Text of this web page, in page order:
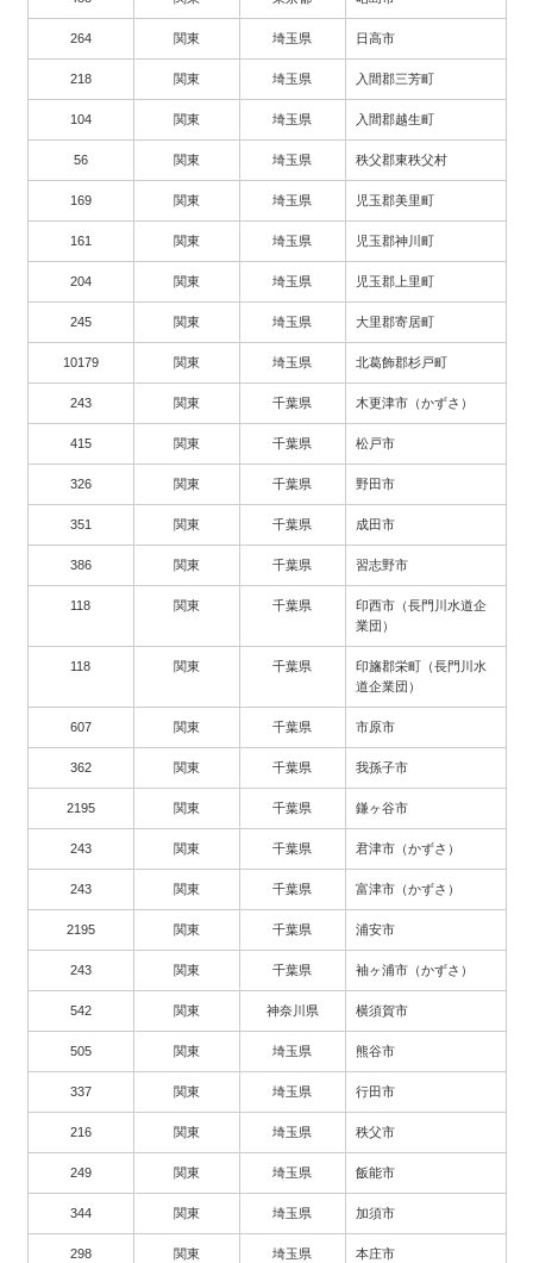
264 関東 埼玉県 日高市
218 関東 埼玉県 入間郡三芳町
104 関東 埼玉県 入間郡越生町
56 関東 埼玉県 秩父郡東秩父村
169 関東 埼玉県 児玉郡美里町
161 関東 埼玉県 児玉郡神川町
204 関東 埼玉県 児玉郡上里町
245 関東 埼玉県 大里郡寄居町
10179 関東 埼玉県 北葛飾郡杉戸町
243 関東 千葉県 木更津市（かずさ）
415 関東 千葉県 松戸市
326 関東 千葉県 野田市
351 関東 千葉県 成田市
386 関東 千葉県 習志野市
118 関東 千葉県
印西市（長門川水道企
業団）
118 関東 千葉県
印旛郡栄町（長門川水
道企業団）
607 関東 千葉県 市原市
362 関東 千葉県 我孫子市
2195 関東 千葉県 鎌ヶ谷市
243 関東 千葉県 君津市（かずさ）
243 関東 千葉県 富津市（かずさ）
2195 関東 千葉県 浦安市
243 関東 千葉県 袖ヶ浦市（かずさ）
542 関東 神奈川県 横須賀市
505 関東 埼玉県 熊谷市
337 関東 埼玉県 行田市
216 関東 埼玉県 秩父市
249 関東 埼玉県 飯能市
344 関東 埼玉県 加須市
298 関東 埼玉県 本庄市